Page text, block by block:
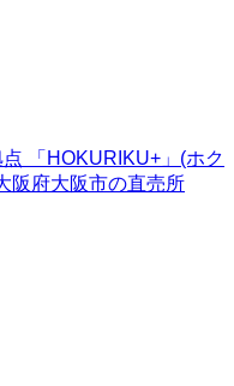
「HOKURIKU+」(ホク
阪府大阪市の直売所